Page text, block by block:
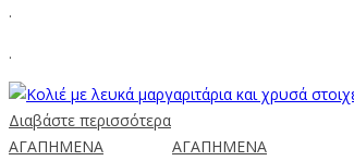
.
.
Διαβάστε περισσότερα
ΑΓΑΠΗΜΕΝΑ
ΑΓΑΠΗΜΕΝΑ